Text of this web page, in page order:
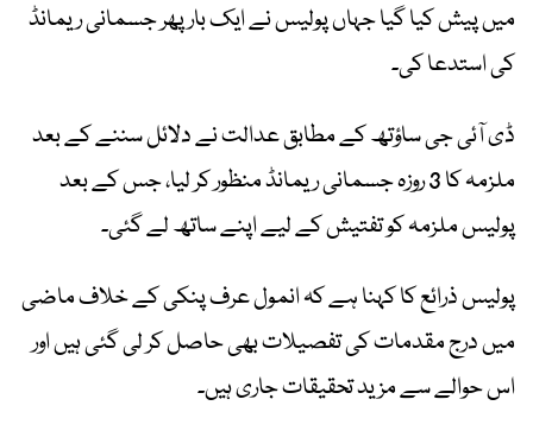
میں پیش کیا گیا جہاں پولیس نے ایک بار پھر جسمانی ریمانڈ
کی استدعا کی۔
ڈی آئی جی ساؤتھ کے مطابق عدالت نے دلائل سننے کے بعد
ملزمہ کا 3 روزہ جسمانی ریمانڈ منظور کر لیا، جس کے بعد
پولیس ملزمہ کو تفتیش کے لیے اپنے ساتھ لے گئی۔
پولیس ذرائع کا کہنا ہے کہ انمول عرف پنکی کے خلاف ماضی
میں درج مقدمات کی تفصیلات بھی حاصل کر لی گئی ہیں اور
اس حوالے سے مزید تحقیقات جاری ہیں۔